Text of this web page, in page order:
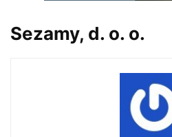
Sezamy, d. o. o.